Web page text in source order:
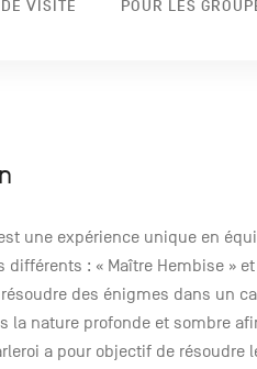
VISITE POUR LES
une expérience unique en
différents : « Maître Hembise »
des énigmes dans un
la nature profonde et sombre
a pour objectif de résoudre